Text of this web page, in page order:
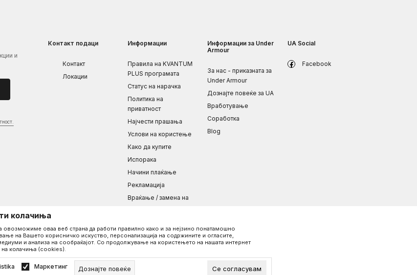
и
Контакт подаци
Контакт
Локации
Информации
Правила на KVANTUM
PLUS програмата
Статус на нарачка
Политика на
приватност
Најчести прашања
Услови на користење
Како да купите
Испорака
Начини плаќање
Рекламациja
Враќање / замена на
Ценовник
Информации за Under
Armour
За нас - приказната за
Under Armour
Дознајте повеќе за UA
Вработување
Соработка
Blog
UA Social
Facebook
колачиња
овозможиме оваа веб страна да работи правилно како и за нејзино понатамошно
на Вашето корисничко искуство, персонализација на содржините и огласите,
и анализа на сообраќајот. Со продолжување на користењето на нашата интернет
на колачиња (cookies).
Маркетинг Дознајте повеќе Се согласувам